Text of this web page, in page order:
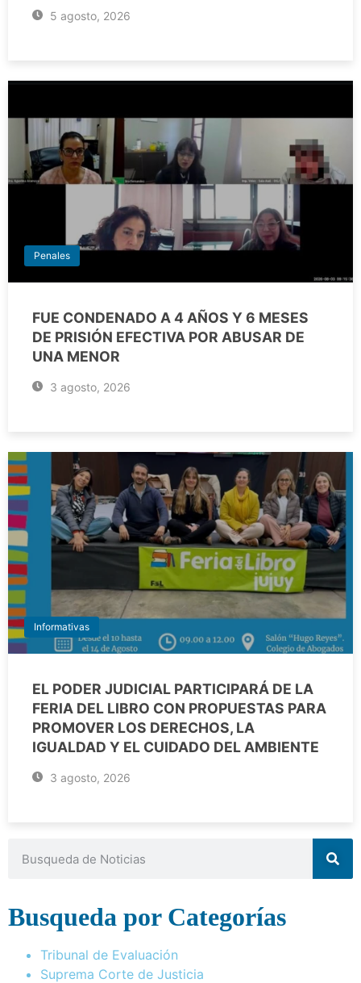
5 agosto, 2026
Penales
FUE CONDENADO A 4 AÑOS Y 6 MESES
DE PRISIÓN EFECTIVA POR ABUSAR DE
UNA MENOR
3 agosto, 2026
Informativas
EL PODER JUDICIAL PARTICIPARÁ DE LA
FERIA DEL LIBRO CON PROPUESTAS PARA
PROMOVER LOS DERECHOS, LA
IGUALDAD Y EL CUIDADO DEL AMBIENTE
3 agosto, 2026
Busqueda por Categorías
Tribunal de Evaluación
Suprema Corte de Justicia